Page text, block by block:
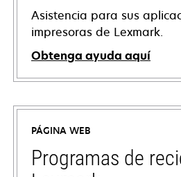
Asistencia para sus
impresoras de Lexmark.
Obtenga ayuda aquí
se
abre
una
pestaña
nueva
PÁGINA WEB
Programas de